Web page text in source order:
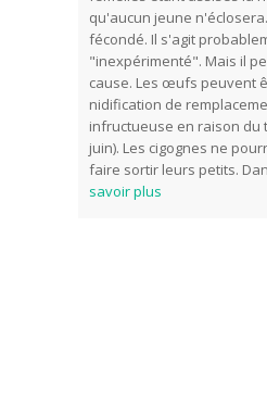
qu'aucun jeune
fécondé. Il s'agit
"inexpérimenté". Mais il
cause. Les œufs peuvent
nidification de
infructueuse en raison du
juin). Les cigognes ne
faire sortir leurs petits.
savoir plus